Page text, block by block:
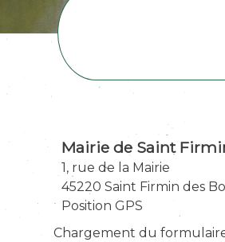
Mairie de Saint
1, rue de la Mairie
45220 Saint Firmin des
Position GPS
Chargement du